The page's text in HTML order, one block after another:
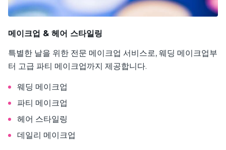
메이크업 & 헤어 스타일링
특별한 날을 위한 전문 메이크업 서비스로, 웨딩 메이크업부
터 고급 파티 메이크업까지 제공합니다.
웨딩 메이크업
파티 메이크업
헤어 스타일링
데일리 메이크업